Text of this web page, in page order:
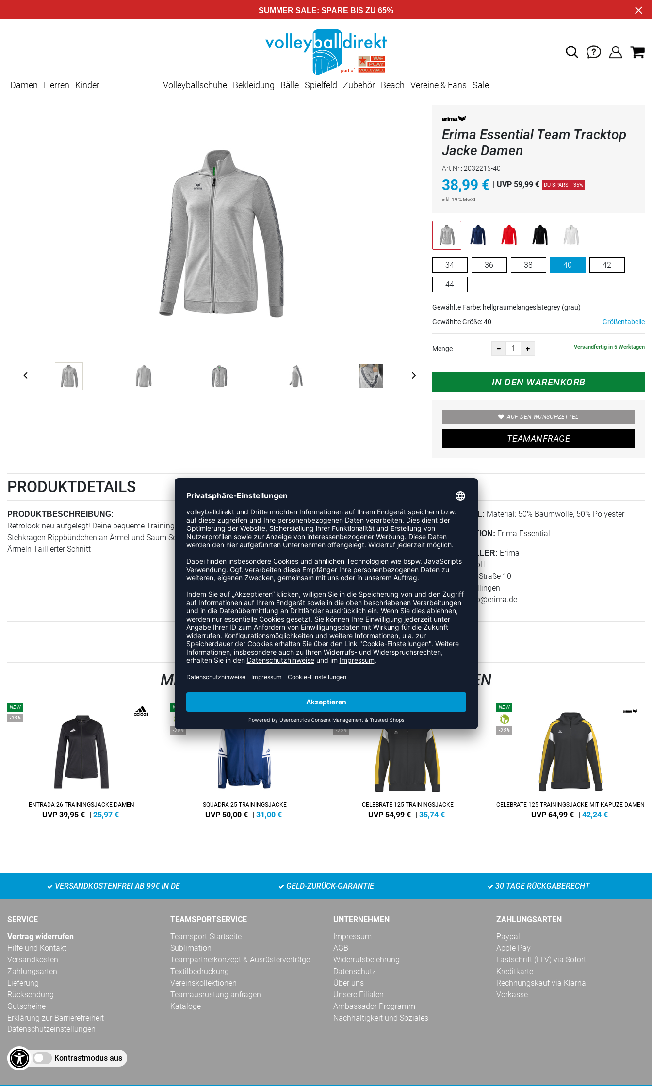
SUMMER SALE: SPARE BIS ZU 65%
Damen Herren Kinder Volleyballschuhe Bekleidung Bälle Spielfeld Zubehör Beach Vereine & Fans Sale
Erima Essential Team Tracktop
Jacke Damen
Art.Nr.: 2032215-40
38,99 € UVP 59,99 € DU SPARST 35%
inkl. 19 % MwSt.
34 36 38 40 42
44
Gewählte Farbe: hellgraumelangeslategrey (grau)
Gewählte Größe:40 Größentabelle
Menge Versandfertig in 5 Werktagen
IN DEN WARENKORB
AUF DEN WUNSCHZETTEL
TEAMANFRAGE
PRODUKTDETAILS
PRODUKTBESCHREIBUNG:
Retrolook neu aufgelegt! Deine bequeme Trainingsjacke für Sport und Alltag. Bequemer, strapazierfähiger Material-Mix
Stehkragen Rippbündchen an Ärmel und Saum Seitliche Reißverschlusstaschen ERIMA Schwingen-Print auf Schulter und
Ärmeln Taillierter Schnitt
MATERIAL: Material: 50% Baumwolle, 50% Polyester
KOLLEKTION: Erima Essential
HERSTELLER: Erima
Erima GmbH
Carl-Zeiss-Straße 10
72793 Pfullingen
E-Mail:
info@erima.de
ZULETZT ANGESEHEN
MEHR AUS DER KATEGORIE TRAININGSJACKEN
NEW
-35%
ENTRADA 26 TRAININGSJACKE DAMEN
UVP 39,95 € | 25,97 €
NEW
-38%
SQUADRA 25 TRAININGSJACKE
UVP 50,00 € | 31,00 €
-35%
CELEBRATE 125 TRAININGSJACKE
UVP 54,99 € | 35,74 €
NEW
-35%
CELEBRATE 125 TRAININGSJACKE MIT KAPUZE DAMEN
UVP 64,99 € | 42,24 €
VERSANDKOSTENFREI AB 99€ IN DE GELD-ZURÜCK-GARANTIE 30 TAGE RÜCKGABERECHT
SERVICE
Vertrag widerrufen
Hilfe und Kontakt
Versandkosten
Zahlungsarten
Lieferung
Rücksendung
Gutscheine
Erklärung zur Barrierefreiheit
Datenschutzeinstellungen
Kontrastmodus aus
TEAMSPORTSERVICE
Teamsport-Startseite
Sublimation
Teampartnerkonzept & Ausrüsterverträge
Textilbedruckung
Vereinskollektionen
Teamausrüstung anfragen
Kataloge
UNTERNEHMEN
Impressum
AGB
Widerrufsbelehrung
Datenschutz
Über uns
Unsere Filialen
Ambassador Programm
Nachhaltigkeit und Soziales
ZAHLUNGSARTEN
Paypal
Apple Pay
Lastschrift (ELV) via Sofort
Kreditkarte
Rechnungskauf via Klarna
Vorkasse